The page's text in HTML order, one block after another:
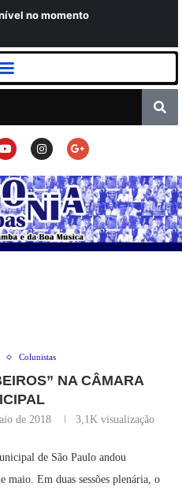
Colunistas
NA CÂMARA
de 2018 3,1K visualização
de São Paulo andou
maio. Em duas sessões plenária, o